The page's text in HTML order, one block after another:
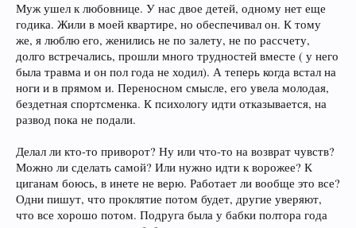
Муж ушел к любовнице. У нас двое детей, одному нет еще
годика. Жили в моей квартире, но обеспечивал он. К тому
же, я люблю его, женились не по залету, не по рассчету,
долго встречались, прошли много трудностей вместе ( у него
была травма и он пол года не ходил). А теперь когда встал на
ноги и в прямом и. Переносном смысле, его увела молодая,
бездетная спортсменка. К психологу идти отказывается, на
развод пока не подали.
Делал ли кто-то приворот? Ну или что-то на возврат чувств?
Можно ли сделать самой? Или нужно идти к ворожее? К
циганам боюсь, в инете не верю. Работает ли вообще это все?
Одни пишут, что проклятие потом будет, другие уверяют,
что все хорошо потом. Подруга была у бабки полтора года